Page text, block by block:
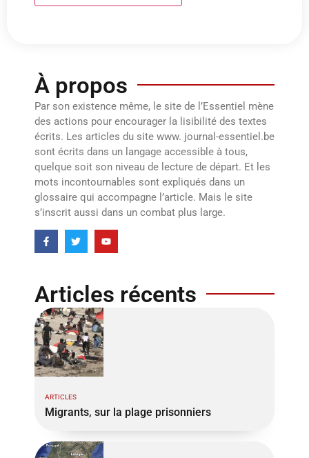
À propos
Par son existence même, le site de l’Essentiel mène
des actions pour encourager la lisibilité des textes
écrits. Les articles du site www. journal-essentiel.be
sont écrits dans un langage accessible à tous,
quelque soit son niveau de lecture de départ. Et les
mots incontournables sont expliqués dans un
glossaire qui accompagne l’article. Mais le site
s’inscrit aussi dans un combat plus large.
Articles récents
ARTICLES
Migrants, sur la plage prisonniers